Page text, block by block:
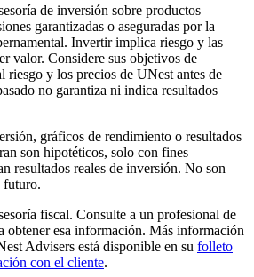
de inversión sobre productos
garantizadas o aseguradas por la
Invertir implica riesgo y las
valor. Considere sus objetivos de
riesgo y los precios de UNest antes de
no garantiza ni indica resultados
gráficos de rendimiento o resultados
son hipotéticos, solo con fines
resultados reales de inversión. No son
futuro.
fiscal. Consulte a un profesional de
obtener esa información. Más información
Advisers está disponible en su folleto
con el cliente.